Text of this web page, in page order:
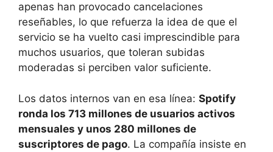
apenas han provocado cancelaciones
reseñables, lo que refuerza la idea de que el
servicio se ha vuelto casi imprescindible para
muchos usuarios, que toleran subidas
moderadas si perciben valor suficiente.
Los datos internos van en esa línea: Spotify
ronda los 713 millones de usuarios activos
mensuales y unos 280 millones de
suscriptores de pago. La compañía insiste en